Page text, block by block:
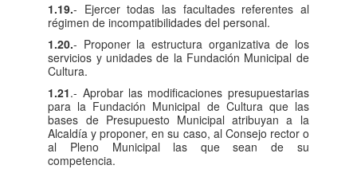
1.19.- Ejercer todas las facultades referentes al
régimen de incompatibilidades del personal.
1.20.- Proponer la estructura organizativa de los
servicios y unidades de la Fundación Municipal de
Cultura.
1.21.- Aprobar las modificaciones presupuestarias
para la Fundación Municipal de Cultura que las
bases de Presupuesto Municipal atribuyan a la
Alcaldía y proponer, en su caso, al Consejo rector o
al Pleno Municipal las que sean de su
competencia.